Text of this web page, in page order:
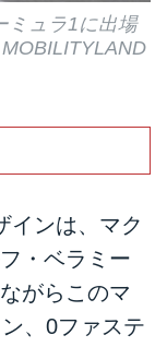
ミュラ1に出場
インは、マク
・ベラミー
がらこのマ
、0ファステ